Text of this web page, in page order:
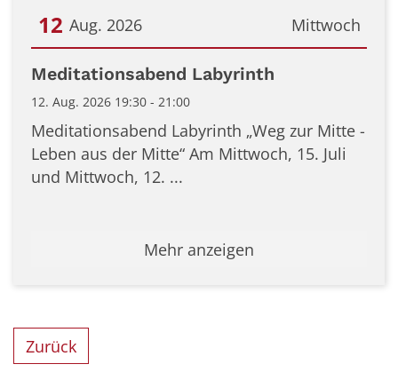
Mittwoch
12 Aug. 2026
Datum: 12. August 2026
Meditationsabend Labyrinth
12. Aug. 2026 19:30 - 21:00
Meditationsabend Labyrinth „Weg zur Mitte -
Leben aus der Mitte“ Am Mittwoch, 15. Juli
und Mittwoch, 12. ...
Mehr anzeigen
Zurück